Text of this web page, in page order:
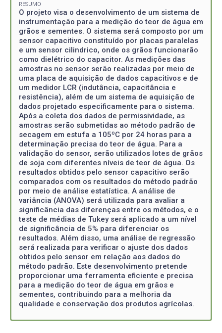
RESUMO
O projeto visa o desenvolvimento de um sistema de
instrumentação para a medição do teor de água em
grãos e sementes. O sistema será composto por um
sensor capacitivo constituído por placas paralelas
e um sensor cilindrico, onde os grãos funcionarão
como dielétrico do capacitor. As medições das
amostras no sensor serão realizadas por meio de
uma placa de aquisição de dados capacitivos e de
um medidor LCR (indutância, capacitância e
resistência), além de um sistema de aquisição de
dados projetado especificamente para o sistema.
Após a coleta dos dados de permissividade, as
amostras serão submetidas ao método padrão de
secagem em estufa a 105ºC por 24 horas para a
determinação precisa do teor de água. Para a
validação do sensor, serão utilizados lotes de grãos
de soja com diferentes níveis de teor de água. Os
resultados obtidos pelo sensor capacitivo serão
comparados com os resultados do método padrão
por meio de análise estatística. A análise de
variância (ANOVA) será utilizada para avaliar a
significância das diferenças entre os métodos, e o
teste de médias de Tukey será aplicado a um nível
de significância de 5% para diferenciar os
resultados. Além disso, uma análise de regressão
será realizada para verificar o ajuste dos dados
obtidos pelo sensor em relação aos dados do
método padrão. Este desenvolvimento pretende
proporcionar uma ferramenta eficiente e precisa
para a medição do teor de água em grãos e
sementes, contribuindo para a melhoria da
qualidade e conservação dos produtos agrícolas.